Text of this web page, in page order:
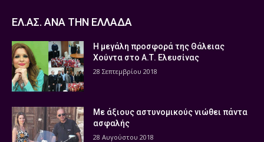
ΕΛ.ΑΣ. ΑΝΑ ΤΗΝ ΕΛΛΑΔΑ
Η μεγάλη προσφορά της Θάλειας
Χούντα στο Α.Τ. Ελευσίνας
28 Σεπτεμβρίου 2018
Με άξιους αστυνομικούς νιώθει πάντα
ασφαλής
28 Αυγούστου 2018